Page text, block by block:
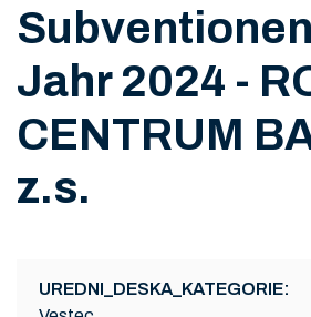
Jahr 2024 -
CENTRUM
z.s.
UREDNI_DESKA_KATEGORIE: